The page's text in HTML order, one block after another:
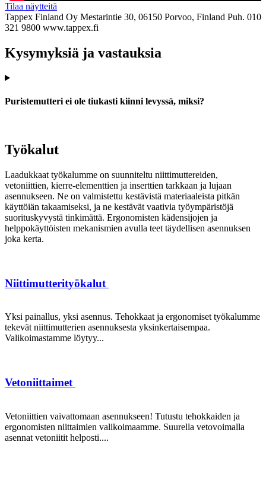
Tilaa näytteitä
Tappex Finland Oy Mestarintie 30, 06150 Porvoo, Finland Puh. 010
321 9800 www.tappex.fi
Kysymyksiä ja vastauksia
Puristemutteri ei ole tiukasti kiinni levyssä, miksi?
Työkalut
Laadukkaat työkalumme on suunniteltu niittimuttereiden,
vetoniittien, kierre-elementtien ja inserttien tarkkaan ja lujaan
asennukseen. Ne on valmistettu kestävistä materiaaleista pitkän
käyttöiän takaamiseksi, ja ne kestävät vaativia työympäristöjä
suorituskyvystä tinkimättä. Ergonomisten kädensijojen ja
helppokäyttöisten mekanismien avulla teet täydellisen asennuksen
joka kerta.
Niittimutterityökalut
Yksi painallus, yksi asennus. Tehokkaat ja ergonomiset työkalumme
tekevät niittimutterien asennuksesta yksinkertaisempaa.
Valikoimastamme löytyy...
Vetoniittaimet
Vetoniittien vaivattomaan asennukseen! Tutustu tehokkaiden ja
ergonomisten niittaimien valikoimaamme. Suurella vetovoimalla
asennat vetoniitit helposti....